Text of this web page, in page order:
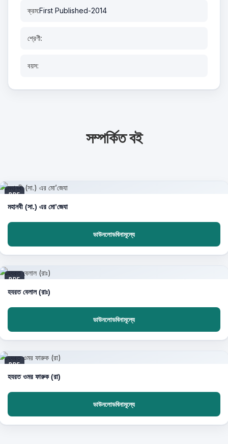
ক্রম:First Published-2014
শ্রেণী:
বয়স:
সম্পর্কিত বই
PDF
মহানবী (সা.) এর মো’জেযা
ডাউনলোডবিনামূল্যে
PDF
হযরত বেলাল (রাঃ)
ডাউনলোডবিনামূল্যে
PDF
হযরত ওমর ফারুক (রা)
ডাউনলোডবিনামূল্যে